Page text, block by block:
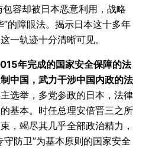
容却被日本恶意利用，战略
”的障眼法。揭示日本这十多年
一轨迹十分清晰可见。
年完成的国家安全保障的法
中国，武力干涉中国内政的法
选举，多党参政的日本，法律
基本。时任总理安倍晋三之所
，竭尽其几乎全部政治精力，
防卫”为基本原则的国家安全